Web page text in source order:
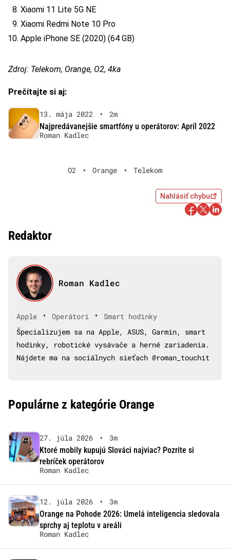
Xiaomi 11 Lite 5G NE
Xiaomi Redmi Note 10 Pro
Apple iPhone SE (2020) (64 GB)
Zdroj: Telekom, Orange, O2, 4ka
Prečítajte si aj:
13. mája 2022 •
2m
Najpredávanejšie smartfóny u operátorov: Apríl 2022
Roman Kadlec
O2 • Orange • Telekom
Nahlásiť chybu
Redaktor
Roman Kadlec
Apple • Operátori •
Smart hodinky
Špecializujem sa na Apple, ASUS, Garmin, smart
hodinky, robotické vysávače a herné zariadenia.
Nájdete ma na sociálnych sieťach @roman_touchit
Populárne z kategórie Orange
27. júla 2026 •
3m
Ktoré mobily kupujú Slováci najviac? Pozrite si
rebríček operátorov
Roman Kadlec
12. júla 2026 •
3m
Orange na Pohode 2026: Umelá inteligencia sledovala
sprchy aj teplotu v areáli
Roman Kadlec